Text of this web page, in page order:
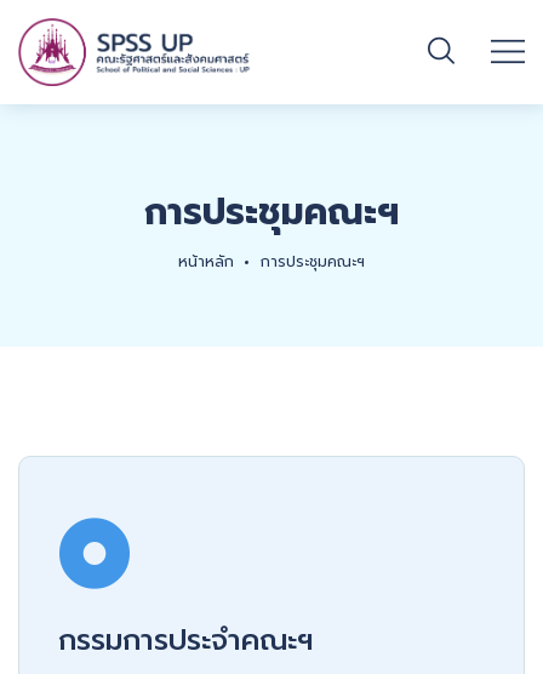
การประชุมคณะฯ
หน้าหลัก การประชุมคณะฯ
กรรมการประจำคณะฯ